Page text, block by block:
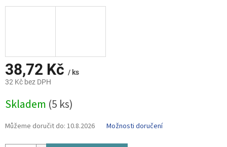
38,72 Kč / ks
32 Kč bez DPH
cena:
Skladem (5 ks)
Můžeme doručit do: 10.8.2026 Možnosti doručení